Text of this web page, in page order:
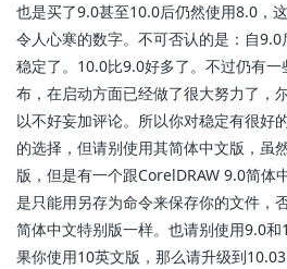
也是买了9.0甚至10.0后仍然使用8.0，
令人心寒的数字。不可否认的是：自
稳定了。10.0比9.0好多了。不过仍有
布，在启动方面已经做了很大努力了，
以不好妄加评论。所以你对稳定有很好
的选择，但请别使用其简体中文版，虽
版，但是有一个跟CorelDRAW 9.0简体
是只能用另存为命令来保存你的文件，
简体中文特别版一样。也请别使用9.0
果你使用10英文版，那么请升级到10.03